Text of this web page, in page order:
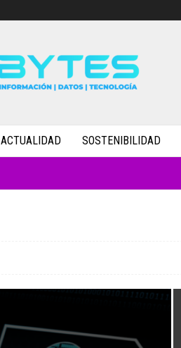
ACTUALIDAD SOSTENIBILIDAD